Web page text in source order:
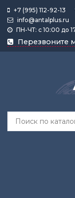
+7 (995) 112-92-13
info@antalplus.ru
ПН-ЧТ: с 10:00 до
Перезвоните
Каталог
продукции
Лента